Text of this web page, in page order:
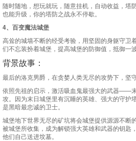
随时随地，想玩就玩，随意挂机，自动收益，塔
也能升级，你的塔防之战永不停歇。
4、百变魔法城堡
高耸的城墙不断的经受考验，用坚固的身躯守卫
们不忘装扮着城堡，提高城堡的防御值，抵御一波
背景故事：
最后的洛克男爵，在贪婪人类无尽的攻势下，坚
依照先祖的启示，激活吸血鬼最强大的武器——
攻。因为末日城堡里有沉睡的英雄、强大的守护
是黑暗最忠诚的卫士。
城堡地下世界无尽的矿坑将会城堡提供源源不断
被城堡所收集，成为解锁强大英雄和武器的钥匙
他们自己送进坟墓。